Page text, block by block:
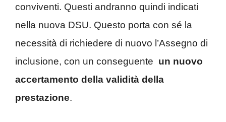
conviventi. Questi andranno quindi indicati
nella nuova DSU. Questo porta con sé la
necessità di richiedere di nuovo l’Assegno di
inclusione, con un conseguente un nuovo
accertamento della validità della
prestazione.